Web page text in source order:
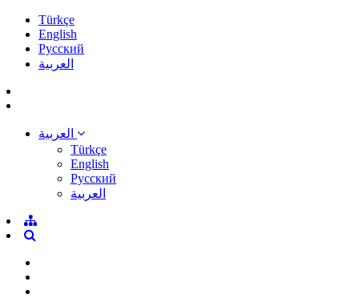
Türkçe
English
Pусский
العربية
Türkçe
English
Pусский
العربية